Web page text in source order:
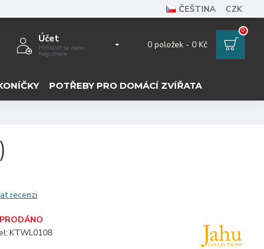
ČEŠTINA CZK
Účet
Přihlásit se nebo
Registrace
0 položek - 0 Kč
0
POTŘEBY PRO DOMÁCÍ ZVÍŘATA
recenzi
KTWL0108